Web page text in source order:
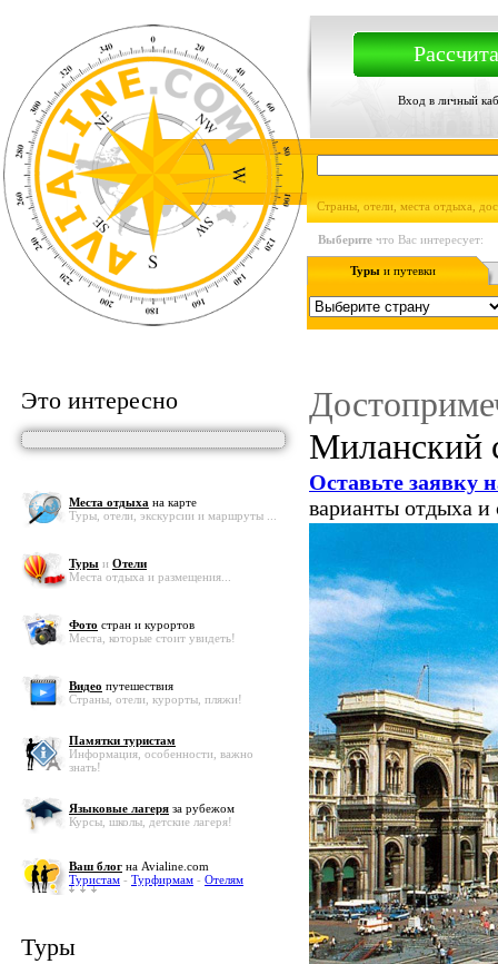
Вход в личный
Страны, отели, места отдыха,
Выберите что Вас интересует:
Туры и путевки
Это интересно
Места отдыха на карте
Туры, отели, экскурсии и маршруты ...
Туры и Отели
Места отдыха и размещения...
Фото стран и курортов
Места, которые стоит увидеть!
Видео путешествия
Страны, отели, курорты, пляжи!
Памятки туристам
Информация, особенности, важно
знать!
Языковые лагеря за рубежом
Курсы, школы, детские лагеря!
Ваш блог на Avialine.com
Туристам - Турфирмам - Отелям
Туры
Миланский
Оставьте заявку
варианты отдыха